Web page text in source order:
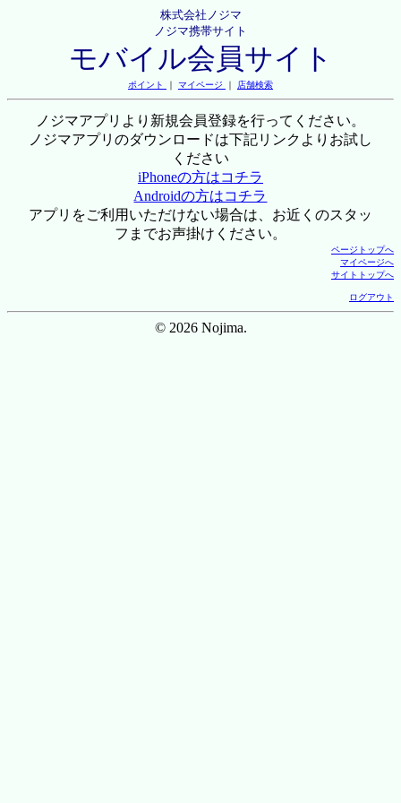
株式会社ノジマ
ノジマ携帯サイト
モバイル会員サイト
ポイント ｜ マイページ ｜ 店舗検索
ノジマアプリより新規会員登録を行ってください。
ノジマアプリのダウンロードは下記リンクよりお試し
ください
iPhoneの方はコチラ
Androidの方はコチラ
アプリをご利用いただけない場合は、お近くのスタッ
フまでお声掛けください。
ページトップへ
マイページへ
サイトトップへ
ログアウト
© 2026 Nojima.